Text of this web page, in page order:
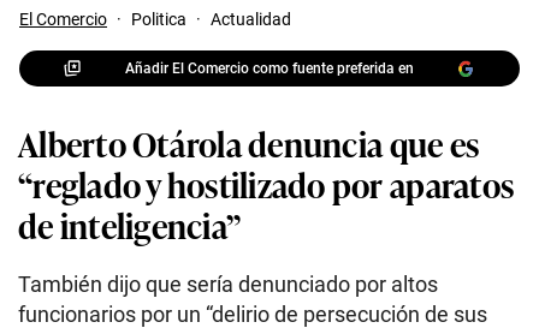
El Comercio · Politica · Actualidad
Añadir El Comercio como fuente preferida en
Alberto Otárola denuncia que es
“reglado y hostilizado por aparatos
de inteligencia”
También dijo que sería denunciado por altos
funcionarios por un “delirio de persecución de sus